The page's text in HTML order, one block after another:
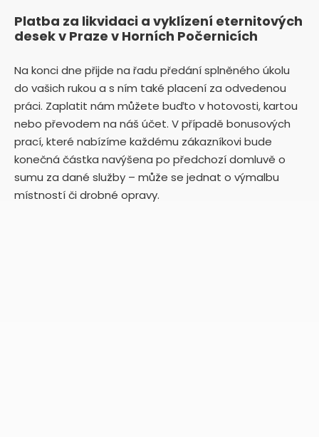
Platba za likvidaci a vyklízení eternitových
desek v Praze v Horních Počernicích
Na konci dne přijde na řadu předání splněného úkolu
do vašich rukou a s ním také placení za odvedenou
práci. Zaplatit nám můžete buďto v hotovosti, kartou
nebo převodem na náš účet. V případě bonusových
prací, které nabízíme každému zákazníkovi bude
konečná částka navýšena po předchozí domluvě o
sumu za dané služby – může se jednat o výmalbu
místností či drobné opravy.